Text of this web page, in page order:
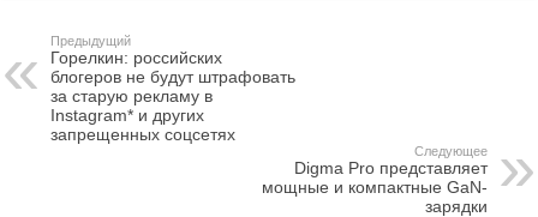
Предыдущий
Горелкин: российских
блогеров не будут штрафовать
за старую рекламу в
Instagram* и других
запрещенных соцсетях
Следующее
Digma Pro представляет
мощные и компактные GaN-
зарядки